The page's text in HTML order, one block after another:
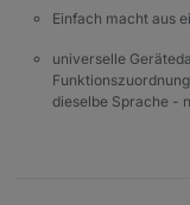
Einfach macht aus
universelle
dieselbe Sprache -